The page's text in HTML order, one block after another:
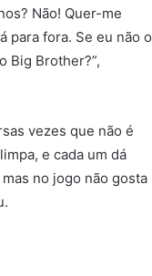
Não! Quer-me
para fora. Se eu não o
Big Brother?”,
vezes que não é
e cada um dá
no jogo não gosta